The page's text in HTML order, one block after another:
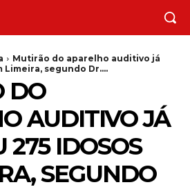
Mutirão do aparelho auditivo já
Limeira, segundo Dr....
DO
AUDITIVO JÁ
275 IDOSOS
SEGUNDO